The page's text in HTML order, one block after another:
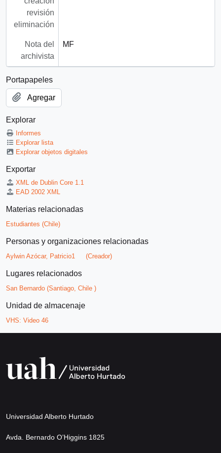
revisión
eliminación
Nota del
archivista
MF
Portapapeles
Agregar
Explorar
Informes
Explorar lista
Explorar objetos digitales
Exportar
XML de Dublin Core 1.1
EAD 2002 XML
Materias relacionadas
Estudiantes (Chile)
Personas y organizaciones relacionadas
Aylwin Azócar, Patricio1 (Creador)
Lugares relacionados
San Bernardo (Santiago, Chile )
Unidad de almacenaje
VHS: Video 46
Universidad Alberto Hurtado
Avda. Bernardo O’Higgins 1825